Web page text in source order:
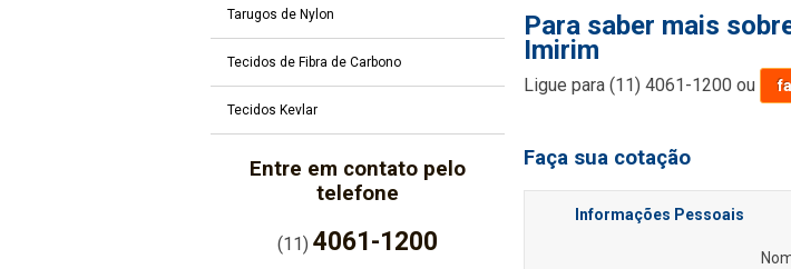
Tarugos de Nylon
Tecidos de Fibra de Carbono
Tecidos Kevlar
Entre em contato pelo
telefone
(11)4061-1200
Para saber mais
Imirim
Ligue para(11) 4061-1200 ou
Faça sua cotação
Informações Pessoais